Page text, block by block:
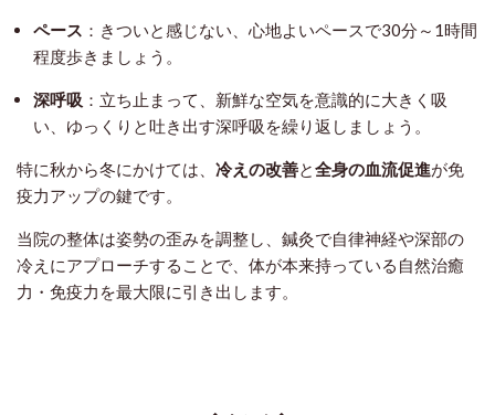
ペース ：きついと感じない、心地よいペースで30分～1時間
程度歩きましょう。
深呼吸 ：立ち止まって、新鮮な空気を意識的に大きく吸
い、ゆっくりと吐き出す深呼吸を繰り返しましょう。
特に秋から冬にかけては、 冷えの改善と全身の血流促進が免
疫力アップの鍵です。
当院の整体は姿勢の歪みを調整し、鍼灸で自律神経や深部の
冷えにアプローチすることで、体が本来持っている自然治癒
力・免疫力を最大限に引き出します。